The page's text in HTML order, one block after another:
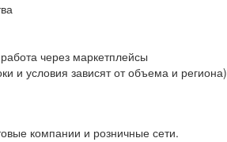
через маркетплейсы
и условия зависят от объема и региона)
компании и розничные сети.